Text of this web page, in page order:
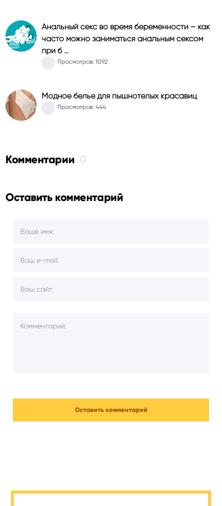
Анальный секс во время беременности – как
часто можно заниматься анальным сексом
при б …
Просмотров: 1092
Модное белье для пышнотелых красавиц
Просмотров: 444
Комментарии 0
Оставить комментарий